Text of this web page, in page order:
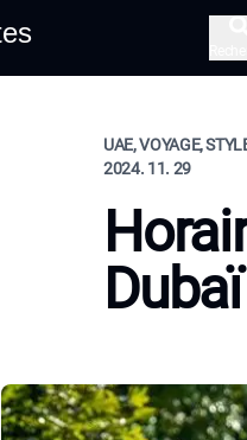
UAE, VOYAGE,
2024. 11. 29
Dubaï